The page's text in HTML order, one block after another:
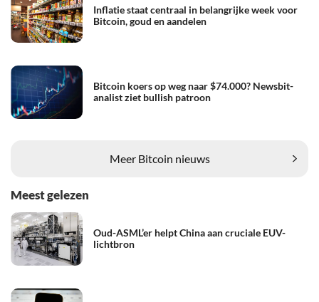
Inflatie staat centraal in belangrijke week voor
Bitcoin, goud en aandelen
Bitcoin koers op weg naar $74.000? Newsbit-
analist ziet bullish patroon
Meer Bitcoin nieuws
Meest gelezen
Oud-ASML’er helpt China aan cruciale EUV-
lichtbron